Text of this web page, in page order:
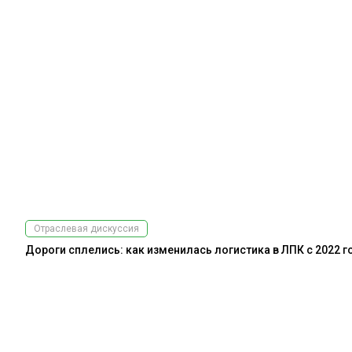
Отраслевая дискуссия
Дороги сплелись: как изменилась логистика в ЛПК с 2022